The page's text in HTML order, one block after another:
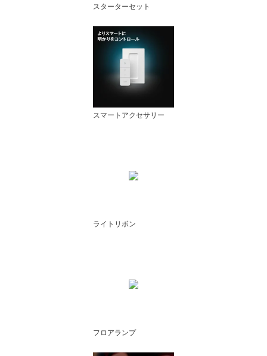
スターターセット
スマートアクセサリー
ライトリボン
フロアランプ